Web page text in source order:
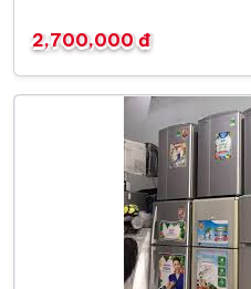
2,700,000 đ